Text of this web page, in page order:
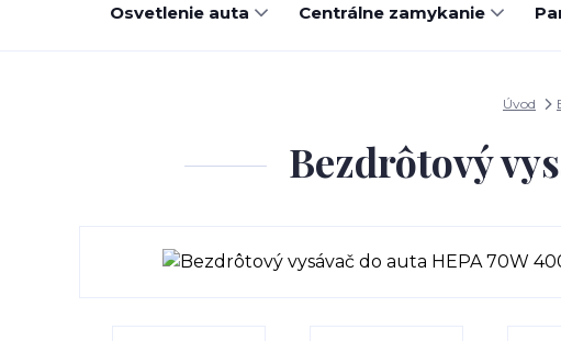
Osvetlenie auta Centrálne zamykanie
Úvod
Bezdrôtový